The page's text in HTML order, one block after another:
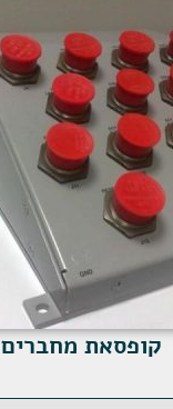
קופסאת מחברים